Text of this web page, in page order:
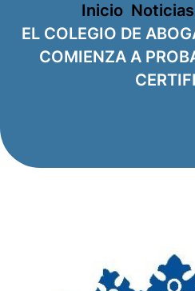
Inicio
EL COLEGIO DE
COMIENZA A